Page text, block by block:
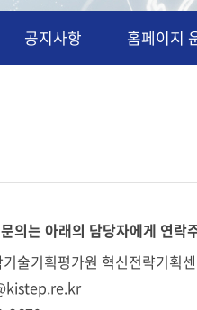
공지사항 홈페이지
의는 아래의 담당자에게 연락
술기획평가원 혁신전략기획